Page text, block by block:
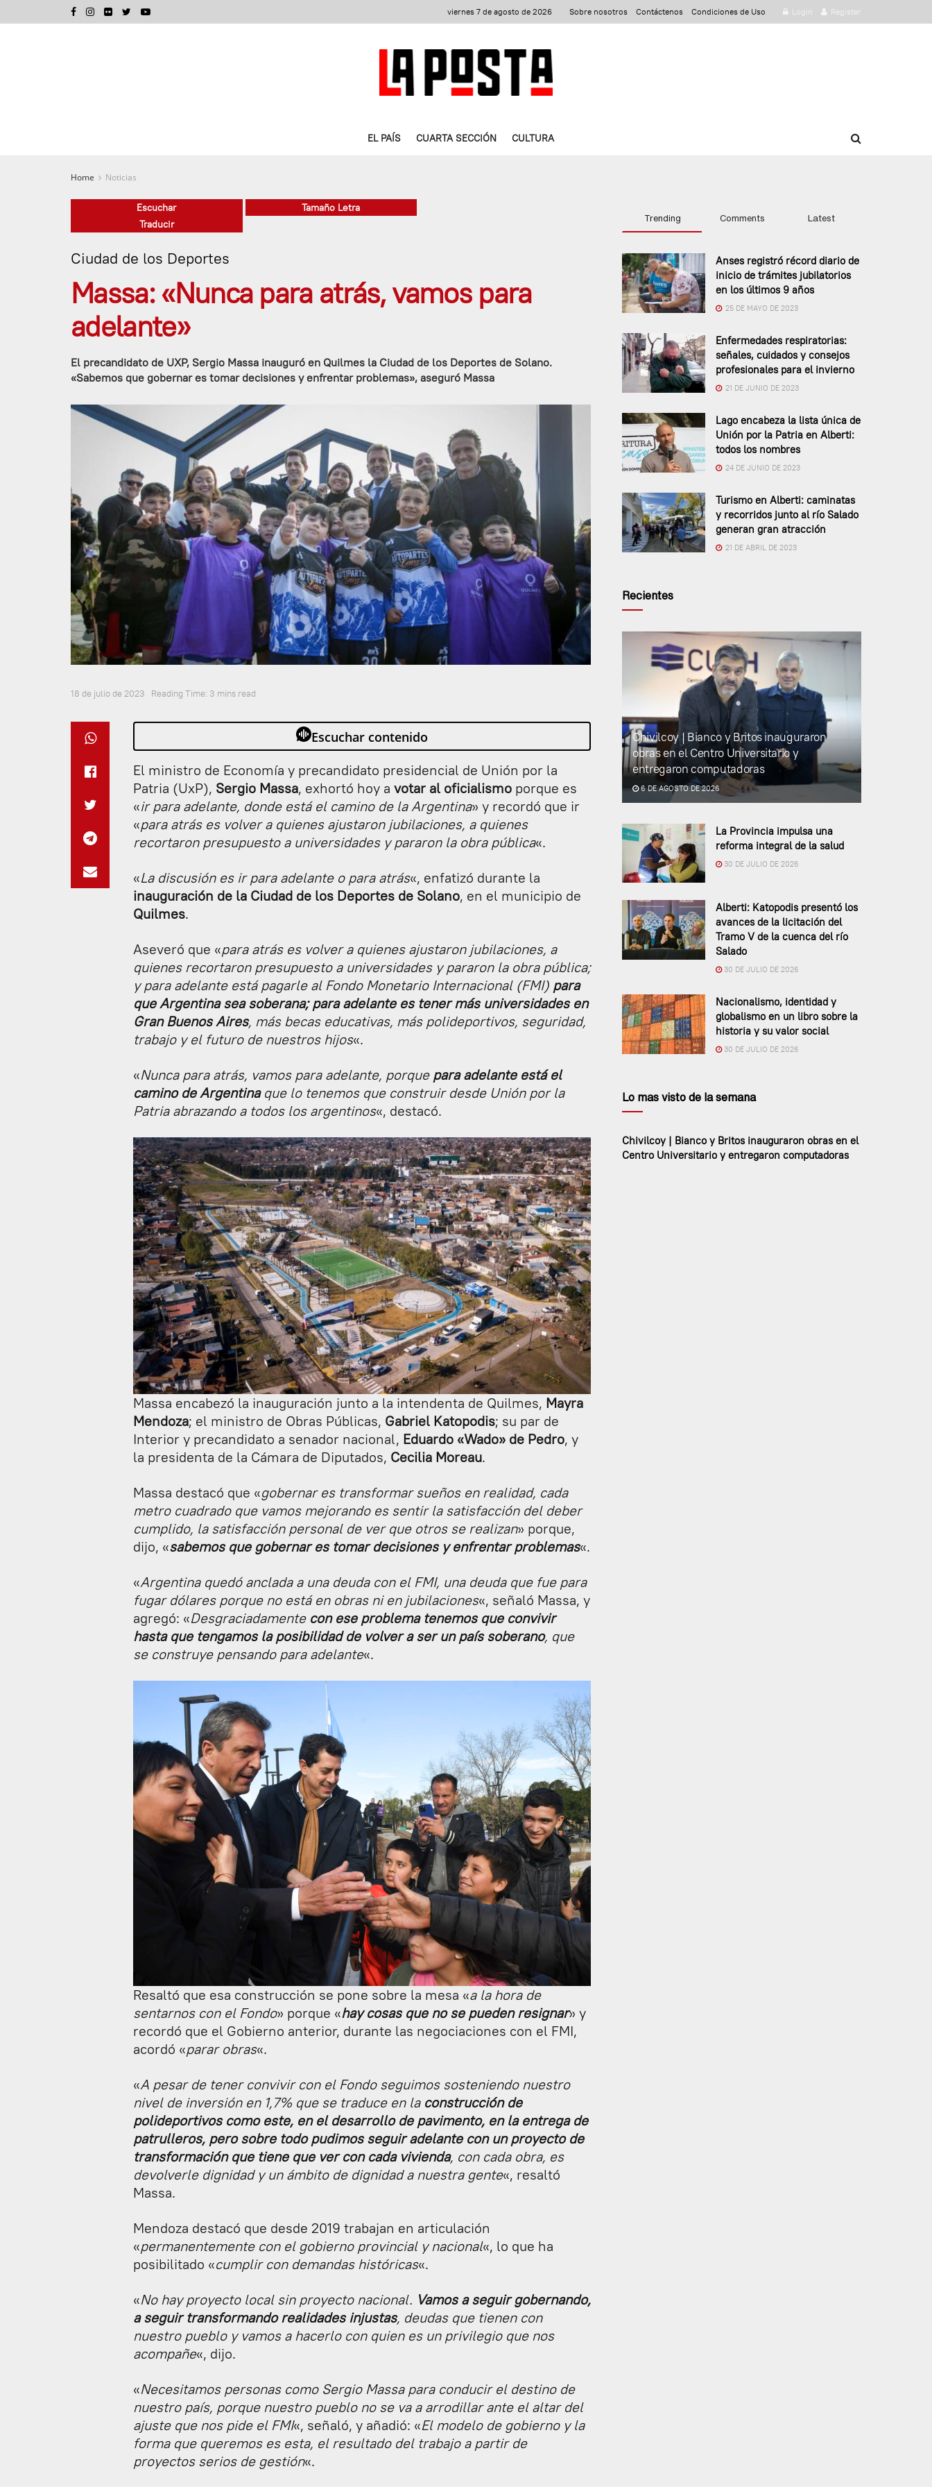
viernes 7 de agosto de 2026 Sobre nosotros Contáctenos Condiciones de Uso Login Register
EL PAÍS CUARTA SECCIÓN CULTURA
Home Noticias
Escuchar
Tamaño Letra
Traducir
Ciudad de los Deportes
Massa: «Nunca para atrás, vamos para
adelante»
El precandidato de UXP, Sergio Massa inauguró en Quilmes la Ciudad de los Deportes de Solano.
«Sabemos que gobernar es tomar decisiones y enfrentar problemas», aseguró Massa
18 de julio de 2023 Reading Time: 3 mins read
Escuchar contenido
El ministro de Economía y precandidato presidencial de Unión por la
Patria (UxP), Sergio Massa, exhortó hoy a votar al oficialismo porque es
«ir para adelante, donde está el camino de la Argentina» y recordó que ir
«para atrás es volver a quienes ajustaron jubilaciones, a quienes
recortaron presupuesto a universidades y pararon la obra pública«.
«La discusión es ir para adelante o para atrás«, enfatizó durante la
inauguración de la Ciudad de los Deportes de Solano, en el municipio de
Quilmes.
Aseveró que «para atrás es volver a quienes ajustaron jubilaciones, a
quienes recortaron presupuesto a universidades y pararon la obra pública;
y para adelante está pagarle al Fondo Monetario Internacional (FMI) para
que Argentina sea soberana; para adelante es tener más universidades en
Gran Buenos Aires, más becas educativas, más polideportivos, seguridad,
trabajo y el futuro de nuestros hijos«.
«Nunca para atrás, vamos para adelante, porquepara adelante está el
camino de Argentina que lo tenemos que construir desde Unión por la
Patria abrazando a todos los argentinos«, destacó.
Massa encabezó la inauguración junto a la intendenta de Quilmes, Mayra
Mendoza; el ministro de Obras Públicas, Gabriel Katopodis; su par de
Interior y precandidato a senador nacional, Eduardo «Wado» de Pedro, y
la presidenta de la Cámara de Diputados, Cecilia Moreau.
Massa destacó que «gobernar es transformar sueños en realidad, cada
metro cuadrado que vamos mejorando es sentir la satisfacción del deber
cumplido, la satisfacción personal de ver que otros se realizan» porque,
dijo, «sabemos que gobernar es tomar decisiones y enfrentar problemas«.
«Argentina quedó anclada a una deuda con el FMI, una deuda que fue para
fugar dólares porque no está en obras ni en jubilaciones«, señaló Massa, y
agregó: «Desgraciadamente con ese problema tenemos que convivir
hasta que tengamos la posibilidad de volver a ser un país soberano, que
se construye pensando para adelante«.
Resaltó que esa construcción se pone sobre la mesa «a la hora de
sentarnos con el Fondo» porque «hay cosas que no se pueden resignar» y
recordó que el Gobierno anterior, durante las negociaciones con el FMI,
acordó «parar obras«.
«A pesar de tener convivir con el Fondo seguimos sosteniendo nuestro
nivel de inversión en 1,7% que se traduce en la construcción de
polideportivos como este, en el desarrollo de pavimento, en la entrega de
patrulleros, pero sobre todo pudimos seguir adelante con un proyecto de
transformación que tiene que ver con cada vivienda, con cada obra, es
devolverle dignidad y un ámbito de dignidad a nuestra gente«, resaltó
Massa.
Mendoza destacó que desde 2019 trabajan en articulación
«permanentemente con el gobierno provincial y nacional«, lo que ha
posibilitado «cumplir con demandas históricas«.
«No hay proyecto local sin proyecto nacional. Vamos a seguir gobernando,
a seguir transformando realidades injustas, deudas que tienen con
nuestro pueblo y vamos a hacerlo con quien es un privilegio que nos
acompañe«, dijo.
«Necesitamos personas como Sergio Massa para conducir el destino de
nuestro país, porque nuestro pueblo no se va a arrodillar ante el altar del
ajuste que nos pide el FMI«, señaló, y añadió: «El modelo de gobierno y la
forma que queremos es esta, el resultado del trabajo a partir de
proyectos serios de gestión«.
Trending Comments Latest
Anses registró récord diario de
inicio de trámites jubilatorios
en los últimos 9 años
25 DE MAYO DE 2023
Enfermedades respiratorias:
señales, cuidados y consejos
profesionales para el invierno
21 DE JUNIO DE 2023
Lago encabeza la lista única de
Unión por la Patria en Alberti:
todos los nombres
24 DE JUNIO DE 2023
Turismo en Alberti: caminatas
y recorridos junto al río Salado
generan gran atracción
21 DE ABRIL DE 2023
Recientes
Chivilcoy | Bianco y Britos inauguraron
obras en el Centro Universitario y
entregaron computadoras
6 DE AGOSTO DE 2026
La Provincia impulsa una
reforma integral de la salud
30 DE JULIO DE 2026
Alberti: Katopodis presentó los
avances de la licitación del
Tramo V de la cuenca del río
Salado
30 DE JULIO DE 2026
Nacionalismo, identidad y
globalismo en un libro sobre la
historia y su valor social
30 DE JULIO DE 2026
Lo mas visto de la semana
Chivilcoy | Bianco y Britos inauguraron obras en el
Centro Universitario y entregaron computadoras